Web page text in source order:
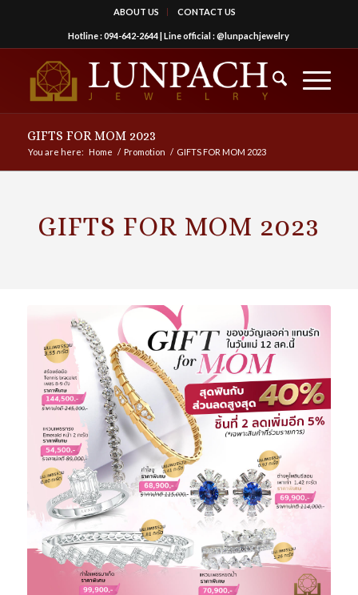
ABOUT US CONTACT US
Hotline :094-642-2644| Line official :@lunpachjewelry
GIFTS FOR MOM 2023
You are here: Home / Promotion / GIFTS FOR MOM 2023
GIFTS FOR MOM 2023